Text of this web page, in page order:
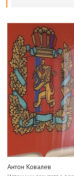
Антон Ковалев